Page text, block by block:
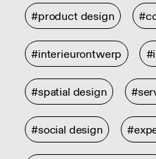
#product design
#interieurontwerp
#spatial design
#social design